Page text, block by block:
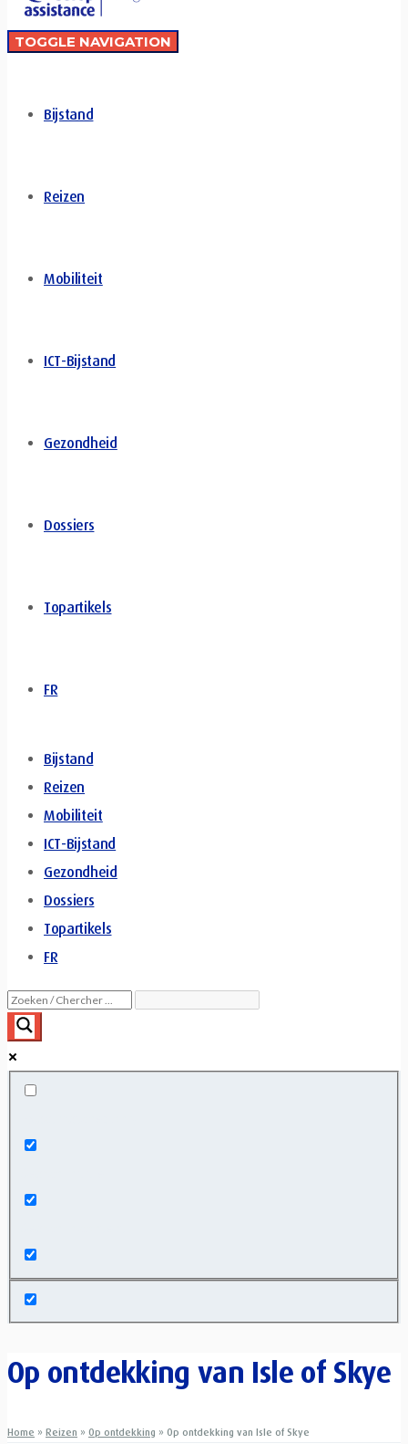
TOGGLE NAVIGATION
Bijstand
Reizen
Mobiliteit
ICT-Bijstand
Gezondheid
Dossiers
Topartikels
FR
Bijstand
Reizen
Mobiliteit
ICT-Bijstand
Gezondheid
Dossiers
Topartikels
FR
Op ontdekking van Isle of Skye
Home » Reizen » Op ontdekking » Op ontdekking van Isle of Skye